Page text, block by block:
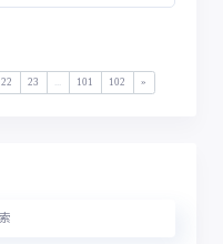
22 23 101 102 »